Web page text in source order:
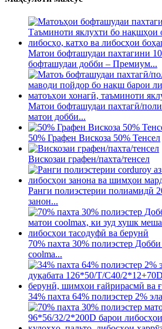
Матои бофташудаи пахтагини
бофташудаи добби – Премиум...
Матои бофташудаи пахтагӣ/
матои добби...
50% Графен Вискоза 50% Тенсел
Вискозаи графен/пахта/тенсел
Ранги полиэстерии полиамидӣ
занон...
70% пахта 30% полиэстер
coolma...
34% пахта 64% полиэстер 2%